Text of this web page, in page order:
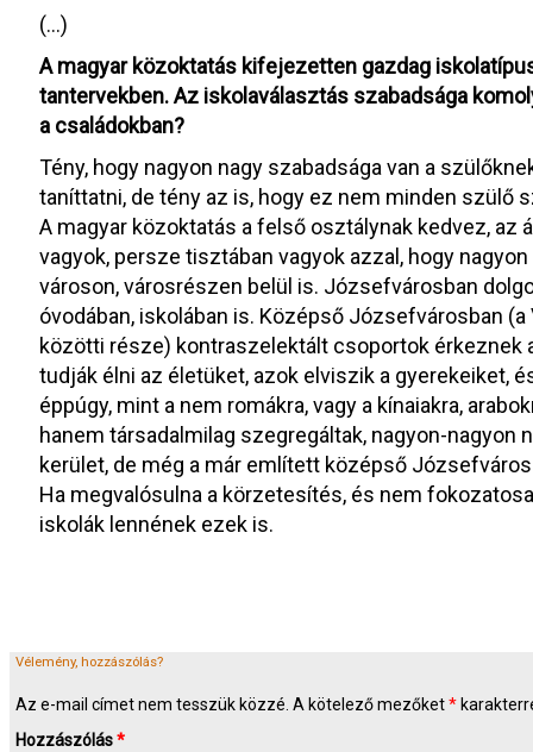
(…)
A magyar közoktatás kifejezetten gazdag
tantervekben. Az iskolaválasztás szabadsága
a családokban?
Tény, hogy nagyon nagy szabadsága van a
taníttatni, de tény az is, hogy ez nem minden szülő
A magyar közoktatás a felső osztálynak kedvez,
vagyok, persze tisztában vagyok azzal, hogy
városon, városrészen belül is. Józsefvárosban
óvodában, iskolában is. Középső Józsefvárosban
közötti része) kontraszelektált csoportok érkeznek
tudják élni az életüket, azok elviszik a gyerekeiket,
éppúgy, mint a nem romákra, vagy a kínaiakra,
hanem társadalmilag szegregáltak, nagyon-nagyon
kerület, de még a már említett középső
Ha megvalósulna a körzetesítés, és nem
iskolák lennének ezek is.
Vélemény, hozzászólás?
Az e-mail címet nem tesszük közzé. A kötelező mezőket*
Hozzászólás*